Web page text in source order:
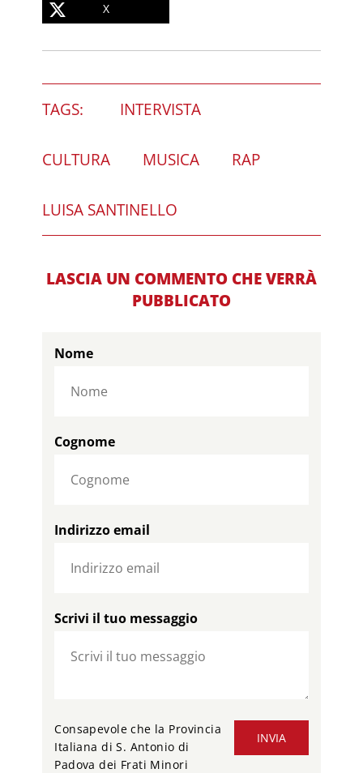
X
TAGS: INTERVISTA
CULTURA MUSICA RAP
LUISA SANTINELLO
LASCIA UN COMMENTO CHE VERRÀ
PUBBLICATO
Nome
Cognome
Indirizzo email
Scrivi il tuo messaggio
INVIA
Consapevole che la Provincia
Italiana di S. Antonio di
Padova dei Frati Minori